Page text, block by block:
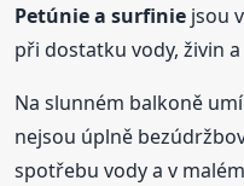
Petúnie a surfinie jsou
při dostatku vody, živin
Na slunném balkoně
nejsou úplně
spotřebu vody a v